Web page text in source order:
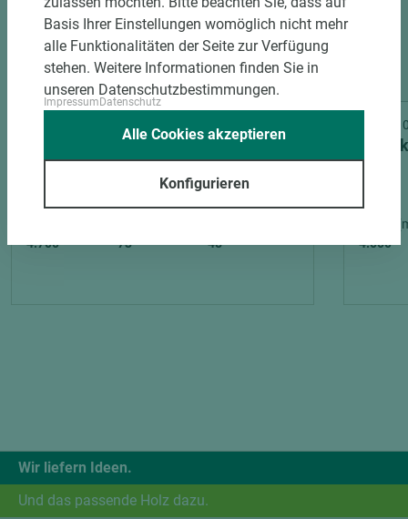
Kebony Unterkonstruktion Character
Kebony gehobelt
4.700
73
48
Art.-Nr.
Länge
4.000
Wir liefern Ideen.
Und das passende Holz dazu.
Basis Ihrer Einstellungen womöglich nicht mehr
alle Funktionalitäten der Seite zur Verfügung
stehen. Weitere Informationen finden Sie in
unseren Datenschutzbestimmungen.
ImpressumDatenschutz
Konfigurieren
Alle Cookies akzeptieren